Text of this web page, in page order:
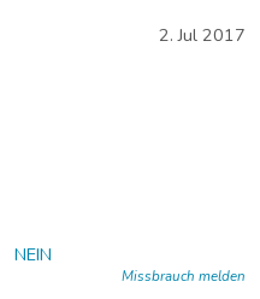
2. Jul 2017
NEIN
Missbrauch melden